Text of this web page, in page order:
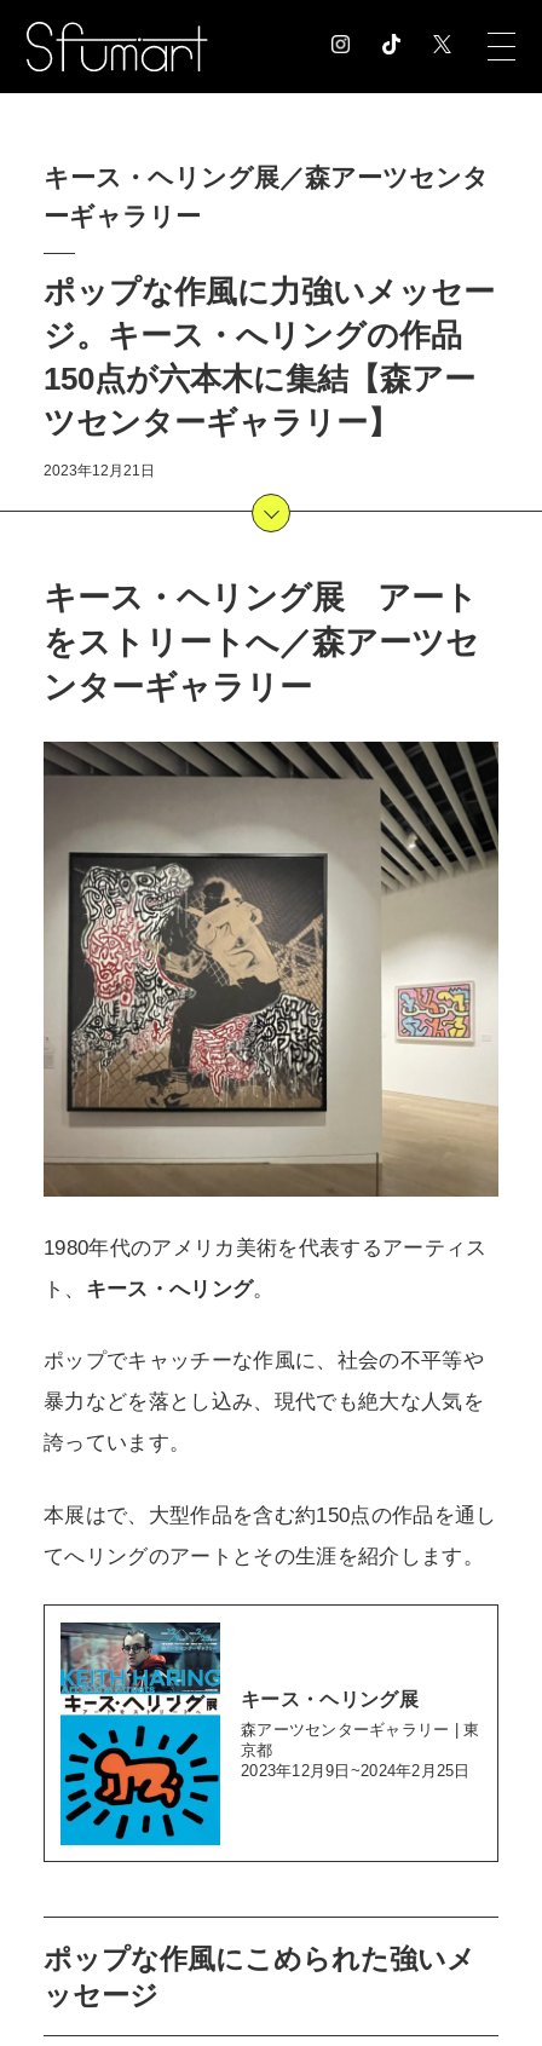
COLUMN コラム記事
EXHIBITION
MUSEUM 美術館情報
NEWS お知らせ
CONTACT お問合せ
POLICY COMPANY
キース・ヘリング展／森アーツセンタ
ーギャラリー
ポップな作風に力強いメッセー
ジ。キース・へリングの作品
150点が六本木に集結【森アー
ツセンターギャラリー】
2023年12月21日
キース・ヘリング展 アート
をストリートへ／森アーツセ
ンターギャラリー
1980年代のアメリカ美術を代表するアーティス
ト、 キース・へリング。
ポップでキャッチーな作風に、社会の不平等や
暴力などを落とし込み、現代でも絶大な人気を
誇っています。
本展はで、大型作品を含む約150点の作品を通し
てへリングのアートとその生涯を紹介します。
キース・ヘリング展
森アーツセンターギャラリー | 東
京都
2023年12月9日~2024年2月25日
ポップな作風にこめられた強いメ
ッセージ